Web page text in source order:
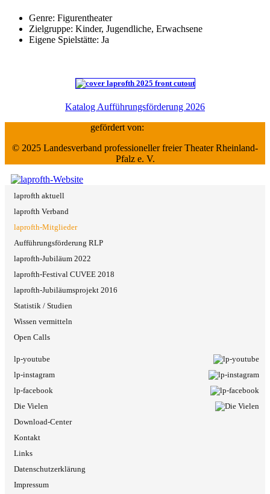
Genre: Figurentheater
Zielgruppe: Kinder, Jugendliche, Erwachsene
Eigene Spielstätte: Ja
Katalog Aufführungsförderung 2026
gefördert von:
© 2025 Landesverband professioneller freier Theater Rheinland-
Pfalz e. V.
laprofth aktuell
laprofth Verband
laprofth-Mitglieder
Aufführungsförderung RLP
laprofth-Jubiläum 2022
laprofth-Festival CUVEE 2018
laprofth-Jubiläumsprojekt 2016
Statistik / Studien
Wissen vermitteln
Open Calls
lp-youtube
lp-instagram
lp-facebook
Die Vielen
Download-Center
Kontakt
Links
Datenschutzerklärung
Impressum